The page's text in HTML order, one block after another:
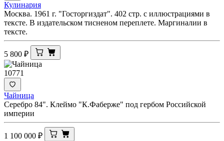
Кулинария
Москва. 1961 г. "Госторгиздат". 402 стр. с иллюстрациями в
тексте. В издательском тисненом переплете. Маргиналии в
тексте.
5 800 ₽
10771
Чайница
Серебро 84". Клеймо "К.Фаберже" под гербом Российской
империи
1 100 000 ₽